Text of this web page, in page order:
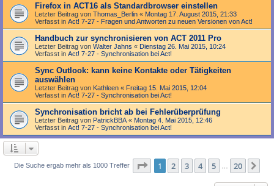
Firefox in ACT16 als Standardbrowser einstellen
Letzter Beitrag von Thomas_Berlin « Montag 17. August 2015, 21:33
Verfasst in Act! 7-27 - Fragen und Antworten zu neuen Versionen von Act!
Handbuch zur synchronisieren von ACT 2011 Pro
Letzter Beitrag von Walter Jahns « Dienstag 26. Mai 2015, 10:24
Verfasst in Act! 7-27 - Synchronisation bei Act!
Sync Outlook: kann keine Kontakte oder Tätigkeiten
auswählen
Letzter Beitrag von Kathleen « Freitag 15. Mai 2015, 12:04
Verfasst in Act! 7-27 - Synchronisation bei Act!
Synchronisation bricht ab bei Fehlerüberprüfung
Letzter Beitrag von PatrickBBA « Montag 4. Mai 2015, 12:46
Verfasst in Act! 7-27 - Synchronisation bei Act!
Die Suche ergab mehr als 1000 Treffer Seite 1von 20
1 2 3 4 5 20